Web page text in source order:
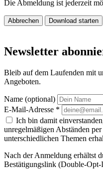
Die Abmeldung ist jederzeit
Abbrechen Download starten
Newsletter
Bleib auf dem Laufenden mit
Angeboten.
Name (optional)
E-Mail-Adresse *
Ich bin damit
unregelmäßigen Abständen
unterschiedlichen Themen
Nach der Anmeldung erhältst
Bestätigungslink (Double-Opt-